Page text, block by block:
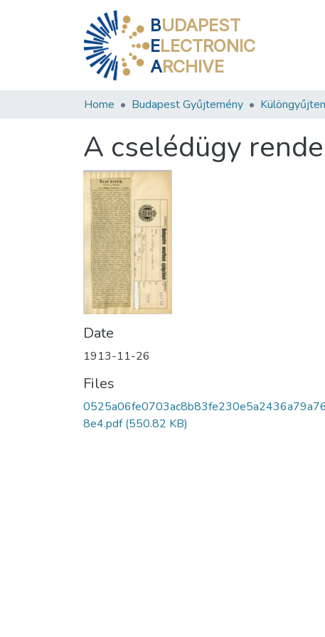
BUDAPEST
ELECTRONIC
ARCHIVE
Home Budapest Gyűjtemény
A cselédügy
Date
1913-11-26
Files
8e4.pdf(550.82 KB)